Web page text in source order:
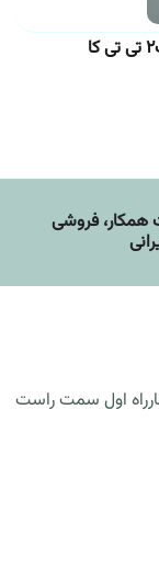
فروشی
بسیج - امام رضا 38 چهارراه اول سمت راست